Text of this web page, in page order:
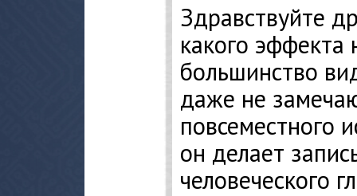
Здравствуйте
какого эффекта
большинство
даже не
повсеместного
он делает
человеческого